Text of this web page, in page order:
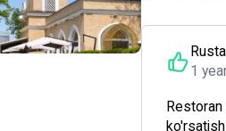
1
Restoran
ko'rsatish